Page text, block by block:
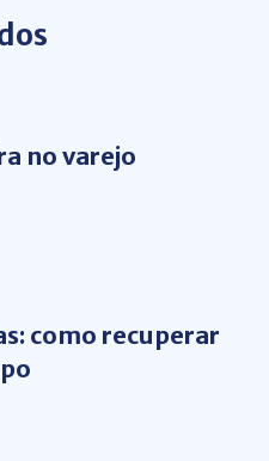
no varejo
como recuperar